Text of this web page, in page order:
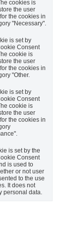
cookies is
the user
the cookies in
"Necessary".
is set by
Consent
cookie is
the user
the cookies in
"Other.
is set by
Consent
cookie is
the user
the cookies in
is set by the
Consent
is used to
or not user
to the use
It does not
personal data.